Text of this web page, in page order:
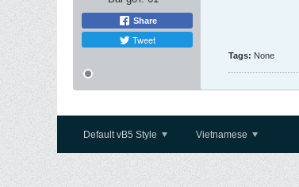
Share
Tweet
Tags: None
Default vB5 Style Vietnamese